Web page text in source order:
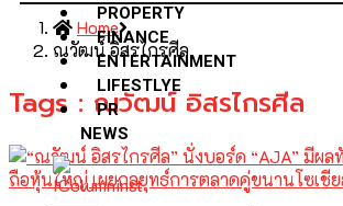
PROPERTY
FINANCE
ENTERTAINMENT
LIFESTLYE
PR
NEWS
Home
ณวัฒน์ อิสรไกรศีล
Tags : ณวัฒน์ อิสรไกรศีล